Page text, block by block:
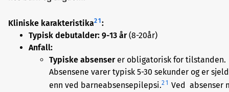
Kliniske karakteristika21:
Typisk debutalder: 9-13 år(8-20år)
Anfall:
Typiske absenserer obligatorisk for tilstanden.
Absensene varer typisk 5-30 sekunder og er
enn ved barneabsensepilepsi.21 Ved absenser